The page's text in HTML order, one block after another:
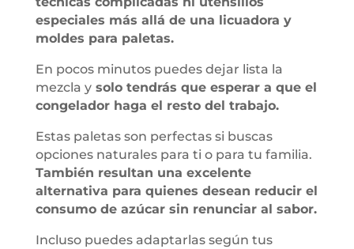
especiales más allá de una licuadora y
moldes para paletas.
En pocos minutos puedes dejar lista la
mezcla ysolo tendrás que esperar a que el
congelador haga el resto del trabajo.
Estas paletas son perfectas si buscas
opciones naturales para ti o para tu familia.
También resultan una excelente
alternativa para quienes desean reducir el
consumo de azúcar sin renunciar al sabor.
Incluso puedes adaptarlas según tus